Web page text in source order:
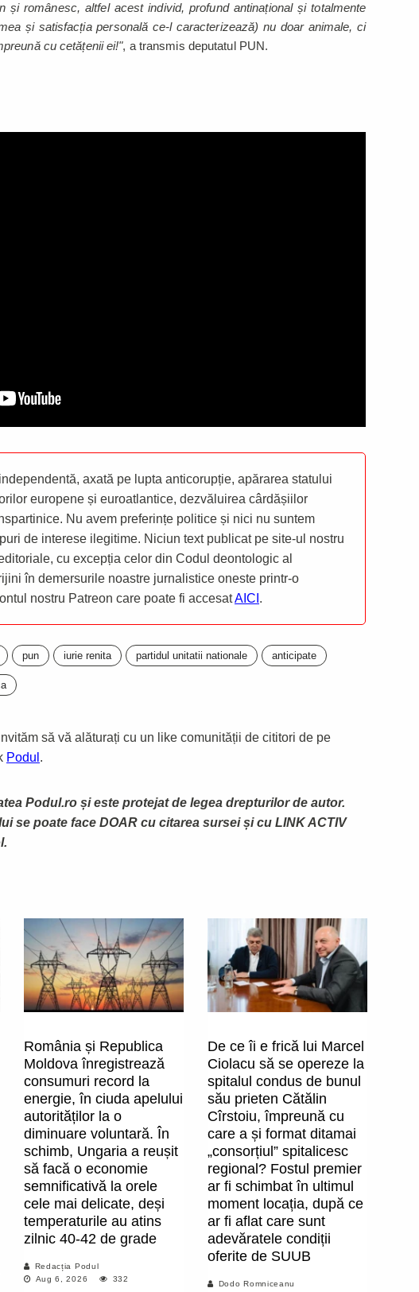
și românesc, altfel acest individ, profund antinațional și totalmente
și satisfacția personală ce-l caracterizează) nu doar animale, ci
cu cetățenii ei!", a transmis deputatul PUN.
axată pe lupta anticorupție, apărarea statului
europene și euroatlantice, dezvăluirea cârdășiilor
Nu avem preferințe politice și nici nu suntem
de interese ilegitime. Niciun text publicat pe site-ul nostru
cu excepția celor din Codul deontologic al
în demersurile noastre jurnalistice oneste printr-o
nostru Patreon care poate fi accesatAICI .
pun iurie renita partidul unitatii nationale anticipate
să vă alăturați cu un like comunității de cititori de pe
Podul .
Podul.ro și este protejat de legea drepturilor de autor.
se poate face DOAR cu citarea sursei și cu LINK ACTIV
România și Republica
Moldova înregistrează
consumuri record la
energie, în ciuda apelului
autorităților la o
diminuare voluntară. În
schimb, Ungaria a reușit
să facă o economie
semnificativă la orele
cele mai delicate, deși
temperaturile au atins
zilnic 40-42 de grade
Redacția Podul
Aug 6, 2026
332
De ce îi e frică lui Marcel
Ciolacu să se opereze la
spitalul condus de bunul
său prieten Cătălin
Cîrstoiu, împreună cu
care a și format ditamai
„consorțiul” spitalicesc
regional? Fostul premier
ar fi schimbat în ultimul
moment locația, după ce
ar fi aflat care sunt
adevăratele condiții
oferite de SUUB
Dodo Romniceanu